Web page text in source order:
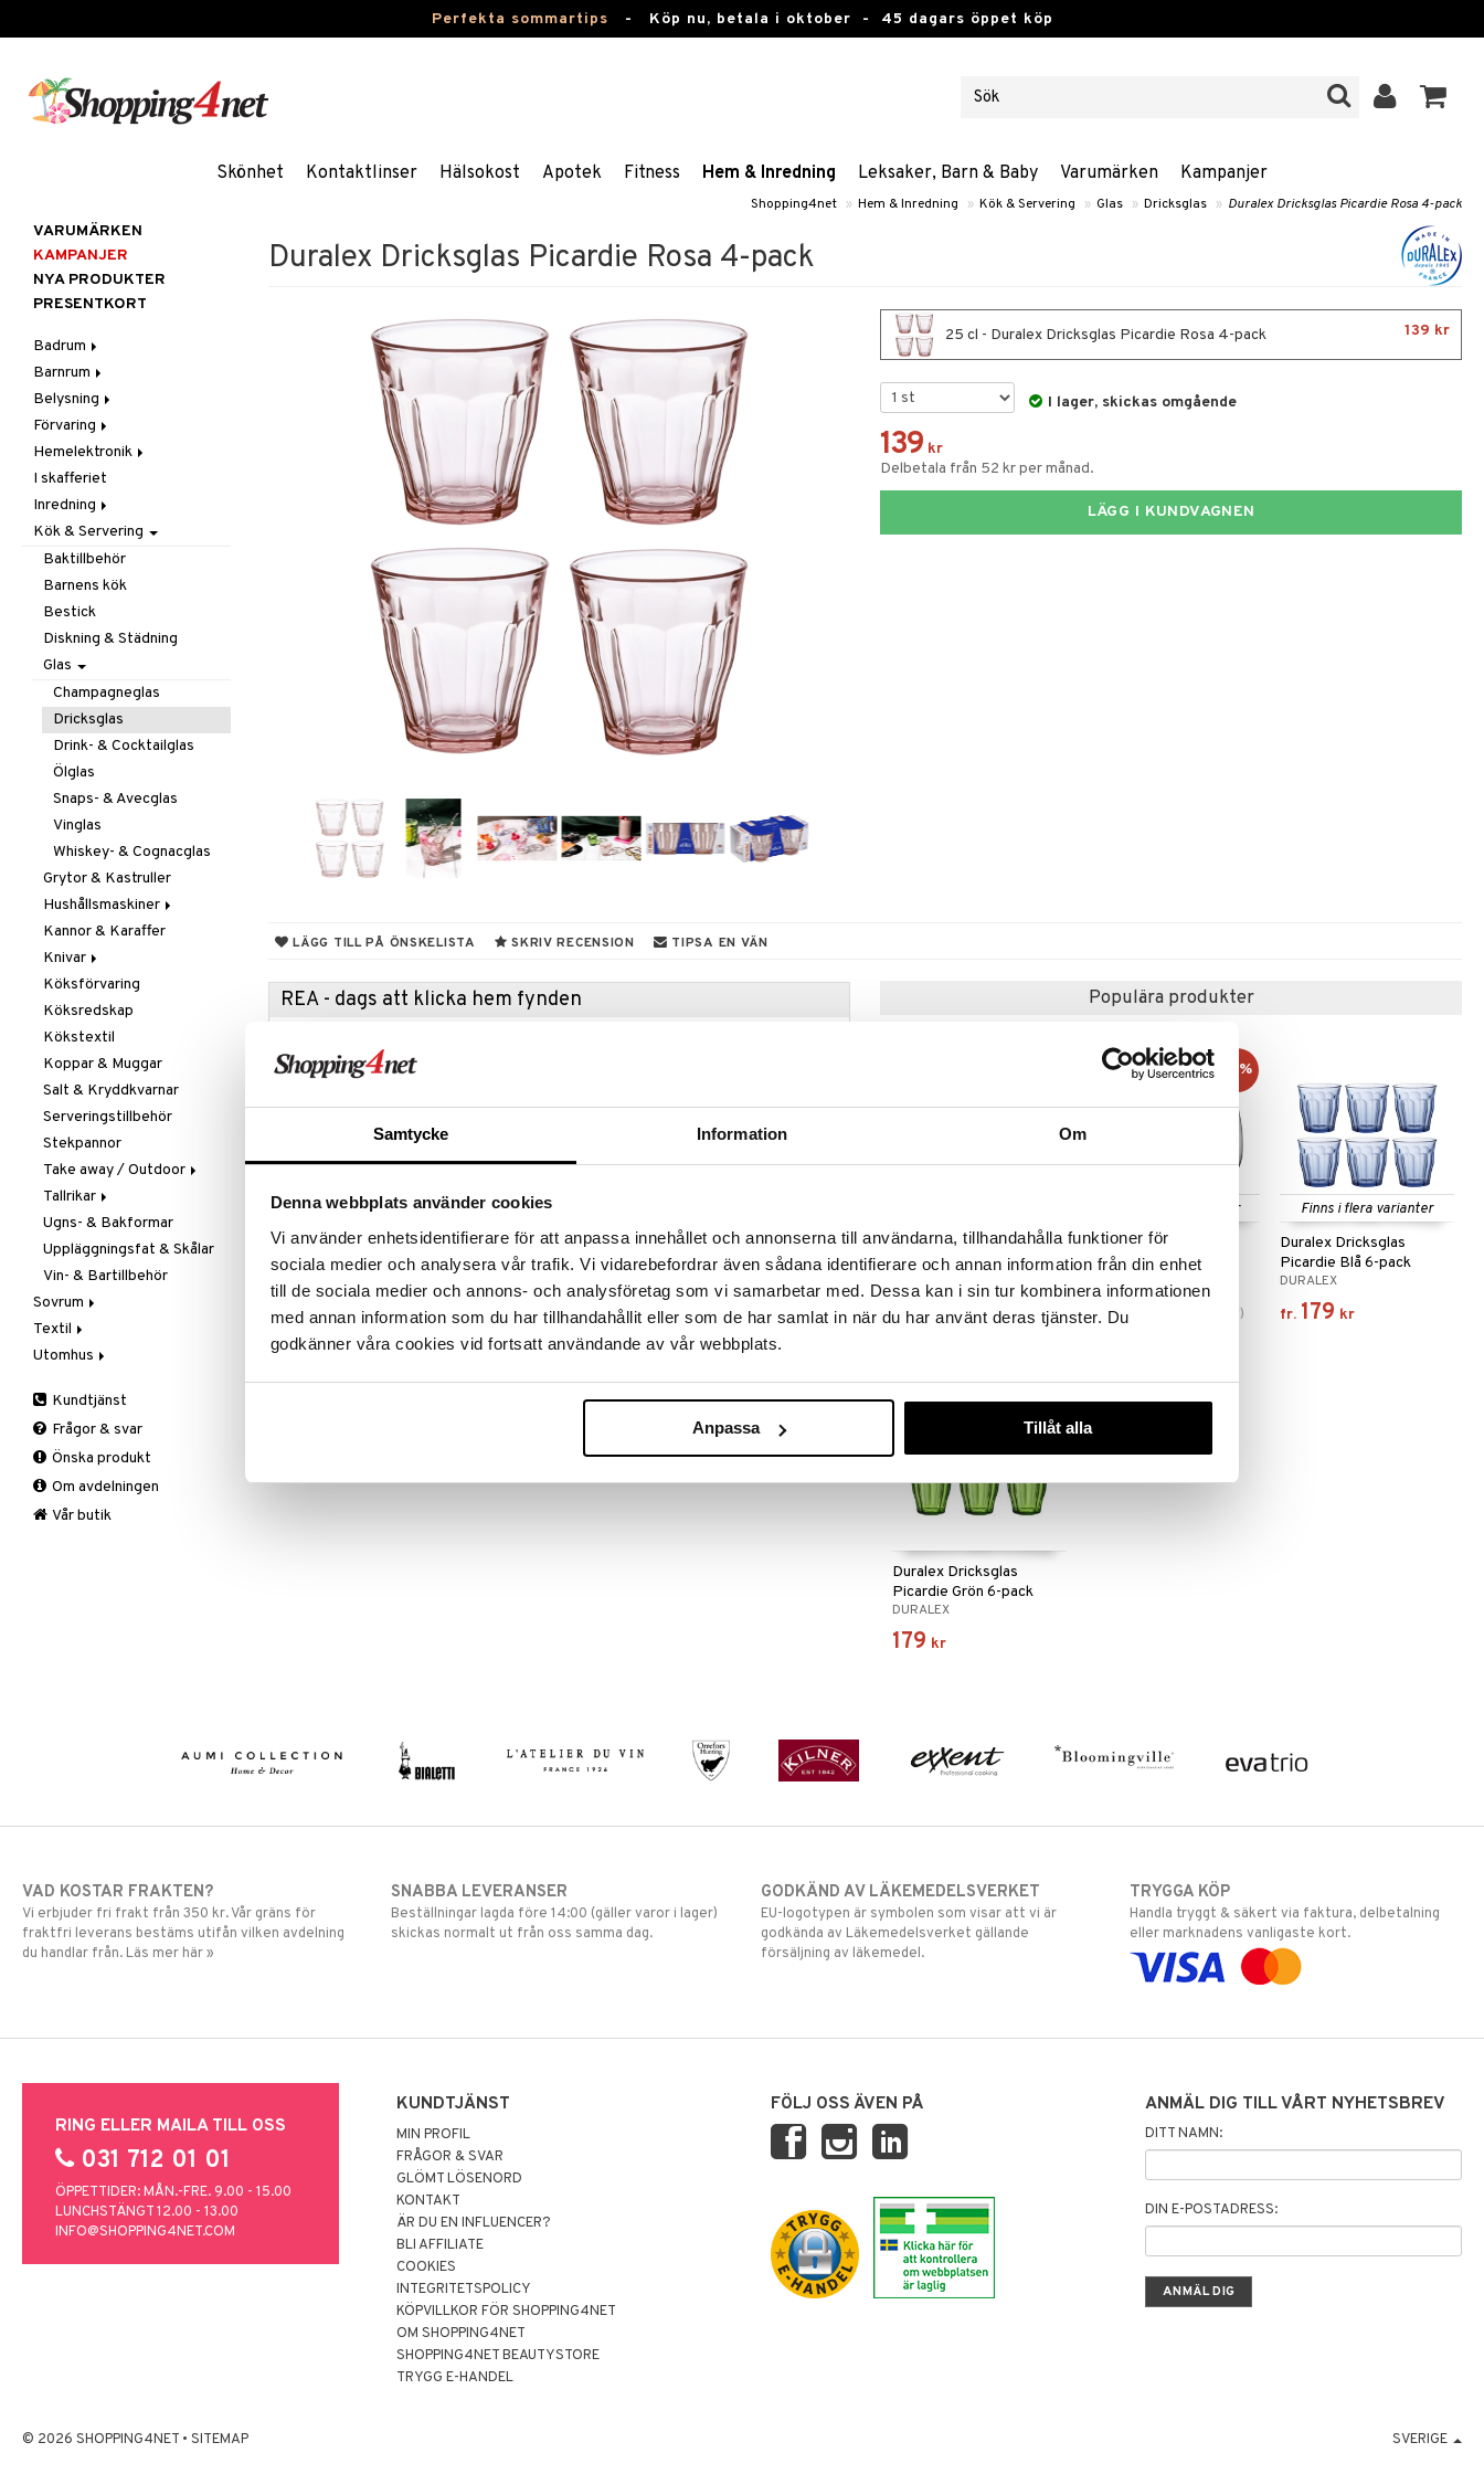
Samtycke Information Om
Denna webbplats använder cookies
Vi använder enhetsidentifierare för att anpassa innehållet och annonserna till användarna, tillhandahålla funktioner för
sociala medier och analysera vår trafik. Vi vidarebefordrar även sådana identifierare och annan information från din enhet
till de sociala medier och annons- och analysföretag som vi samarbetar med. Dessa kan i sin tur kombinera informationen
med annan information som du har tillhandahållit eller som de har samlat in när du har använt deras tjänster. Du
godkänner våra cookies vid fortsatt användande av vår webbplats.
Anpassa Tillåt alla
Perfekta sommartips - Köp nu, betala i oktober - 45 dagars öppet köp
Skönhet Kontaktlinser Hälsokost Apotek Fitness Hem & Inredning Leksaker, Barn & Baby Varumärken Kampanjer
Shopping4net » Hem & Inredning » Kök & Servering » Glas » Dricksglas » Duralex Dricksglas Picardie Rosa 4-pack
Duralex Dricksglas Picardie Rosa 4-pack
25 cl - Duralex Dricksglas Picardie Rosa 4-pack 139 kr
I lager, skickas omgående
139 kr
Delbetala från 52 kr per månad.
LÄGG I KUNDVAGNEN
LÄGG TILL PÅ ÖNSKELISTA SKRIV RECENSION TIPSA EN VÄN
REA - dags att klicka hem fynden
Rean pågår fram till 31/8-2026, men var snabb - dina
favoritprodukter kan fort ta slut!
TILL REAN »
Stöttåligt och härdat glas från Duralex som är formgivet för att vara bevämt att hålla i
handen, med facetter som reflekterar ljuset och förskönar drycken. Rosa är den
senaste färgen i picardie familjen.
Artikelnr
ITT14-25-XX
Populära produkter
Duralex Dricksglas
Picardie 6-pack
DURALEX
fr.159 kr
Finns i flera varianter
All About You 2-pack
KOSTA BODA
fr. 295 )
-6%
Finns i flera varianter
Duralex Dricksglas
Picardie Blå 6-pack
DURALEX
fr. 179 kr
Duralex Dricksglas
Picardie Grön 6-pack
DURALEX
179 kr
VARUMÄRKEN
KAMPANJER
NYA PRODUKTER
PRESENTKORT
Badrum
Badrumsinredning
Badrumstextilier
Badrumstillbehör
Barnrum
Barnlampor
Barnmöbler
Barnrumsdekoration
Barnrumsförvaring
Barnrumstextilier
Belysning
Belysningstillbehör
Lampor
Bordslampor
Taklampor
LED-ljus
Ljuslyktor & Ljusstakar
Utomhusbelysning
Förvaring
Hängare & krokar
Hyllor
Småförvaring
Småförvaring & Korgar
Väskor
Hemelektronik
Ljud
I skafferiet
Inredning
Dekoration
Böcker
Figurer & Skulpturer
Klockor
Krukor
Metal Art
Väggdekorationer
Vaser
Doftljus & Doftspridare
Förvaring & Hyllor
Hängare & Krokar
Hyllor
Småförvaring & Korgar
Juldekoration
Ljuslyktor & Ljusstakar
Småmöbler
Kök & Servering
Baktillbehör
Barnens kök
Bestick
Diskning & Städning
Glas
Champagneglas
Dricksglas
Drink- & Cocktailglas
Ölglas
Snaps- & Avecglas
Vinglas
Whiskey- & Cognacglas
Grytor & Kastruller
Hushållsmaskiner
Brödrostar
Kaffe, Te & Espresso
Mixer & Elvispar
Övriga maskiner
Vattenkokare
Kannor & Karaffer
Knivar
Brödknivar
Knivset
Knivslipar och Brynen
Knivtillbehör
Kockknivar
Skal- & Grönsaksknivar
Skärbrädor
Specialknivar
Köksförvaring
Köksredskap
Kökstextil
Koppar & Muggar
Salt & Kryddkvarnar
Serveringstillbehör
Stekpannor
Take away / Outdoor
Flaskor
Matlådor
Termoskannor
Termosmuggar
Tallrikar
Assietter
Djupa tallrikar
Mattallrikar
Ugns- & Bakformar
Uppläggningsfat & Skålar
Vin- & Bartillbehör
Sovrum
Filtar & Plädar
Prydnadskuddar
Bäddset
Kuddar & Täcken
Lakan & Örngott
Tillbehör
Textil
Badrumstextilier
Filtar & Plädar
Kökstextilier
Mattor
Övrigt
Prydnadskuddar
Utomhus
Friluftsliv
Grill & Grilltillbehör
Krukor
Mygg- & insektsskydd
Picknick
Kundtjänst
Frågor & svar
Önska produkt
Om avdelningen
Vår butik
VAD KOSTAR FRAKTEN?
Vi erbjuder fri frakt från 350 kr. Vår gräns för
fraktfri leverans bestäms utifån vilken avdelning
du handlar från. Läs mer här »
SNABBA LEVERANSER
Beställningar lagda före 14:00 (gäller varor i lager)
skickas normalt ut från oss samma dag.
GODKÄND AV LÄKEMEDELSVERKET
EU-logotypen är symbolen som visar att vi är
godkända av Läkemedelsverket gällande
försäljning av läkemedel.
TRYGGA KÖP
Handla tryggt & säkert via faktura, delbetalning
eller marknadens vanligaste kort.
RING ELLER MAILA TILL OSS
031 712 01 01
ÖPPETTIDER: MÅN.-FRE. 9.00 - 15.00
LUNCHSTÄNGT 12.00 - 13.00
INFO@SHOPPING4NET.COM
KUNDTJÄNST
MIN PROFIL
FRÅGOR & SVAR
GLÖMT LÖSENORD
KONTAKT
ÄR DU EN INFLUENCER?
BLI AFFILIATE
COOKIES
INTEGRITETSPOLICY
KÖPVILLKOR FÖR SHOPPING4NET
OM SHOPPING4NET
SHOPPING4NET BEAUTYSTORE
TRYGG E-HANDEL
FÖLJ OSS ÄVEN PÅ ANMÄL DIG TILL VÅRT NYHETSBREV
DITT NAMN:
DIN E-POSTADRESS:
© 2026 SHOPPING4NET • SITEMAP SVERIGE